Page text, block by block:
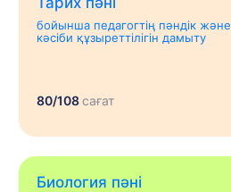
бойынша педагогтің пәндік және
кәсіби құзыреттілігін дамыту
80/108сағат
Биология пәні